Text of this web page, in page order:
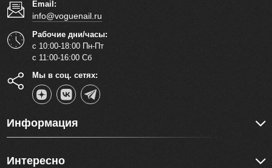
Email:
info@voguenail.ru
Рабочие дни/часы:
с 10:00-18:00 Пн-Пт
с 11:00-16:00 Сб
Мы в соц. сетях:
Информация
Интересно